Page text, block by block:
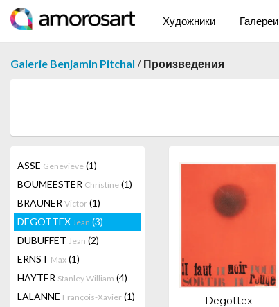
Художники Галереи
Galerie Benjamin Pitchal / Произведения
ASSE Genevieve (1)
BOUMEESTER Christine (1)
BRAUNER Victor (1)
DEGOTTEX Jean (3)
DUBUFFET Jean (2)
ERNST Max (1)
HAYTER Stanley William (4)
LALANNE François-Xavier (1)
Degottex